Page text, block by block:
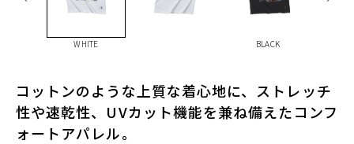
WHITE BLACK
コットンのような上質な着心地に、ストレッチ
性や速乾性、UVカット機能を兼ね備えたコンフ
ォートアパレル。